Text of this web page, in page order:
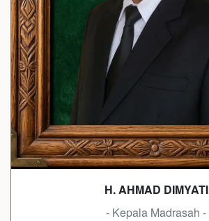
H. AHMAD DIMYATI
- Kepala Madrasah -